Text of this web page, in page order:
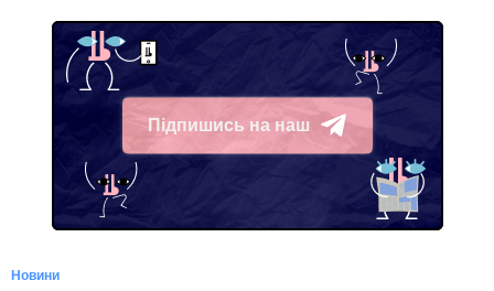
Підпишись на наш
Telegram
Новини